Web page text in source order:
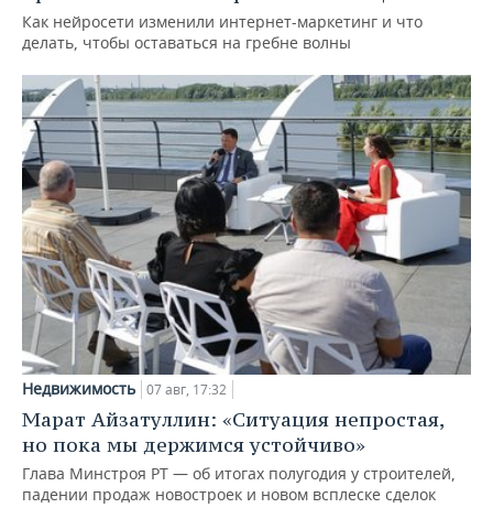
Как нейросети изменили интернет-маркетинг и что
делать, чтобы оставаться на гребне волны
Недвижимость 07 авг, 17:32
Марат Айзатуллин: «Ситуация непростая,
но пока мы держимся устойчиво»
Глава Минстроя РТ — об итогах полугодия у строителей,
падении продаж новостроек и новом всплеске сделок